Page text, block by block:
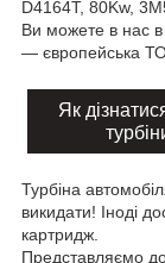
D4164T, 80Kw,
Ви можете в нас в
— європейська
Як
Турбіна
викидати! Іноді
картридж.
Представляємо до